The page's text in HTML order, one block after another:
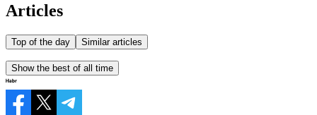
Articles
Top of the day Similar articles
Show the best of all time